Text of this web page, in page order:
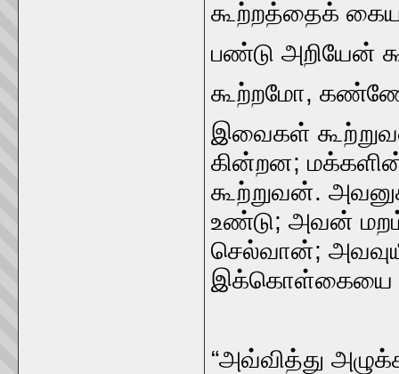
கூற்றத்தைக்‌
பண்டு அறியேன்‌
கூற்றமோ,
இவைகள்‌
கின்றன; மக்களின்‌
கூற்றுவன்‌.
உண்டு; அவன்‌ மறம்‌
செல்வான்‌;
இக்கொள்கையை
“அவ்வித்து